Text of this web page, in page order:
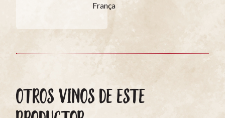
França
OTROS VINOS DE ESTE